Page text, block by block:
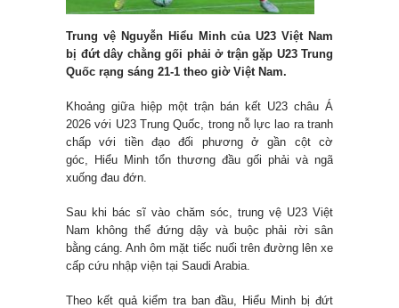
Trung vệ Nguyễn Hiểu Minh của U23 Việt Nam
bị đứt dây chằng gối phải ở trận gặp U23 Trung
Quốc rạng sáng 21-1 theo giờ Việt Nam.
Khoảng giữa hiệp một trận bán kết U23 châu Á
2026 với U23 Trung Quốc, trong nỗ lực lao ra tranh
chấp với tiền đạo đối phương ở gần cột cờ
góc, Hiểu Minh tổn thương đầu gối phải và ngã
xuống đau đớn.
Sau khi bác sĩ vào chăm sóc, trung vệ U23 Việt
Nam không thể đứng dậy và buộc phải rời sân
bằng cáng. Anh ôm mặt tiếc nuối trên đường lên xe
cấp cứu nhập viện tại Saudi Arabia.
Theo kết quả kiểm tra ban đầu, Hiểu Minh bị đứt